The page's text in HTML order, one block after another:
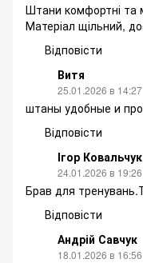
Штани комфортні та
Матеріал щільний,
Відповісти
Витя
25.01.2026 в 14:27
штаны удобные и
Відповісти
Ігор Ковальчук
24.01.2026 в 19:26
Брав для
Відповісти
Андрій Савчук
18.01.2026 в 16:56